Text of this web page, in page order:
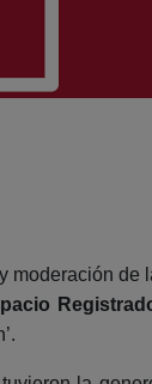
moderación de